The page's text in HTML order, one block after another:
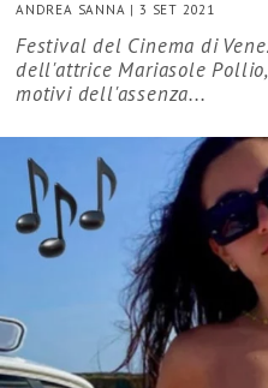
ANDREA SANNA |3 SET 2021
Festival del Cinema di
dell'attrice Mariasole
motivi dell'assenza...